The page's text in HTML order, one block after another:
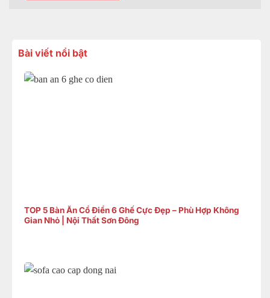
Bài viết nổi bật
TOP 5 Bàn Ăn Cổ Điển 6 Ghế Cực Đẹp – Phù Hợp Không
Gian Nhỏ | Nội Thất Sơn Đông